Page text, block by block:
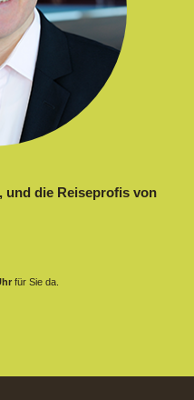
und die Reiseprofis von
für Sie da.